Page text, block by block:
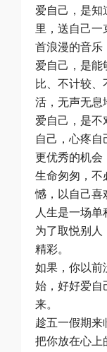
爱自己，是知
里，送自己一
首浪漫的音乐
爱自己，是能
比、不计较
活，无声无息
爱自己，是不
自己，心疼自
更优秀的机会
生命匆匆，不
憾，以自己喜
人生是一场
为了取悦别人
精彩。
如果，你以前
始，好好爱自
来。
趁五一假期来
把你放在心上